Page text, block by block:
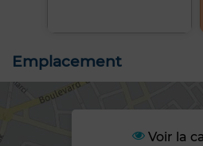
Emplacement
Voir la